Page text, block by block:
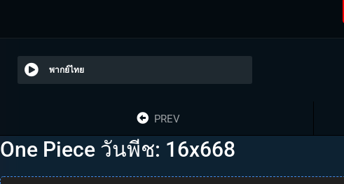
พากย์ไทย
PREV
One Piece วันพีช: 16x668